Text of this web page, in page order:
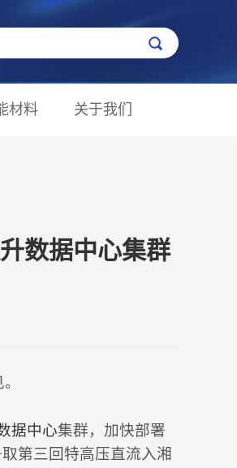
材料 关于我们
数据中心集群
据中心集群，加快部署
第三回特高压直流入湘